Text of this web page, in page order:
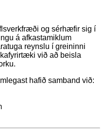
og sérhæfir sig í
á afkastamiklum
reynslu í greininni
við að beisla
hafið samband við: